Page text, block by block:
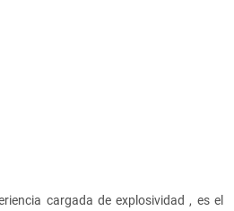
cargada de explosividad , es el